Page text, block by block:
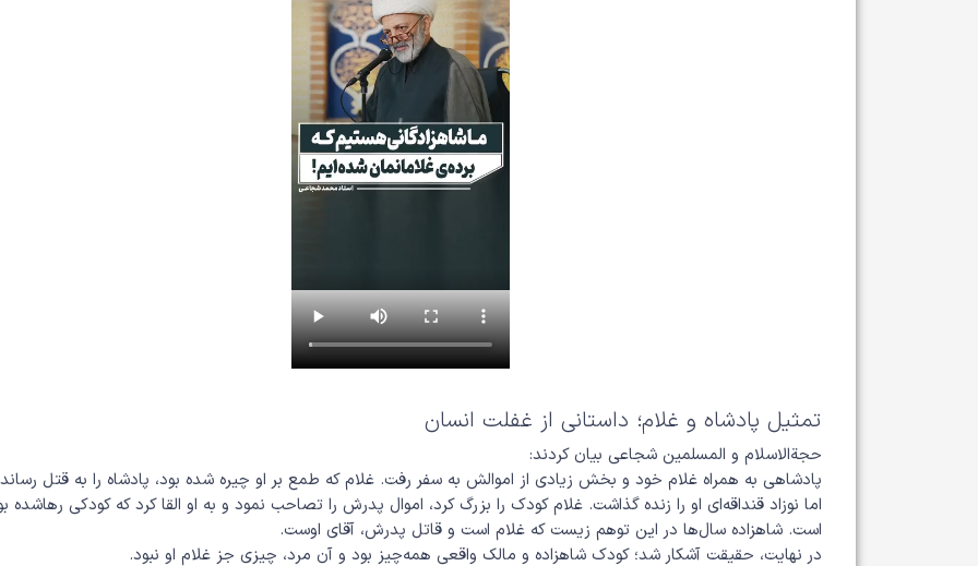
تمثیل پادشاه و غلام؛ داستانی از غفلت انسان
حجة‌الاسلام و المسلمین شجاعی بیان کردند:
پادشاهی به همراه غلام خود و بخش زیادی از اموالش به سفر رفت. غلام که طمع بر او چیره شده بود، پادشاه را به قتل رساند
اما نوزاد قنداقه‌ای او را زنده گذاشت. غلام کودک را بزرگ کرد، اموال پدرش را تصاحب نمود و به او القا کرد که کودکی رهاشده
است. شاهزاده سال‌ها در این توهم زیست که غلام است و قاتل پدرش، آقای اوست.
در نهایت، حقیقت آشکار شد؛ کودک شاهزاده و مالک واقعی همه‌چیز بود و آن مرد، چیزی جز غلام او نبود.